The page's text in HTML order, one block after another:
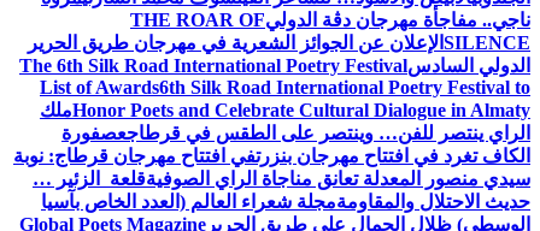
ناجي.. مفاجأة مهرجان دڨة الدوليTHE ROAR OF
SILENCE الإعلان عن الجوائز الشعرية في مهرجان طريق الحرير
الدولي السادسThe 6th Silk Road International Poetry Festival
List of Awards6th Silk Road International Poetry Festival to
Honor Poets and Celebrate Cultural Dialogue in Almatyملك
الراي ينتصر للفن… وينتصر على الطقس في قرطاجعصفورة
الكاف تغرد في افتتاح مهرجان بنزرتفي افتتاح مهرجان قرطاج: نوبة
سيدي منصور المعدلة تعانق مناجاة الراي الصوفيةقلعة الزئير …
حديث الاحتلال والمقاومةمجلة شعراء العالم (العدد الخاص بآسيا
الوسطى) ظلال الجِمال على طريق الحرير Global Poets Magazine